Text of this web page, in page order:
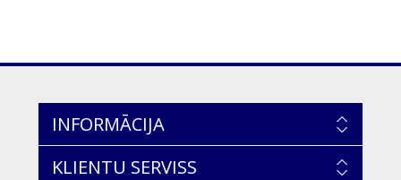
INFORMĀCIJA
KLIENTU SERVISS